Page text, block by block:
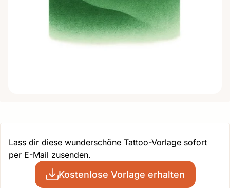
Lass dir diese wunderschöne Tattoo-Vorlage sofort
per E-Mail zusenden.
Kostenlose Vorlage erhalten